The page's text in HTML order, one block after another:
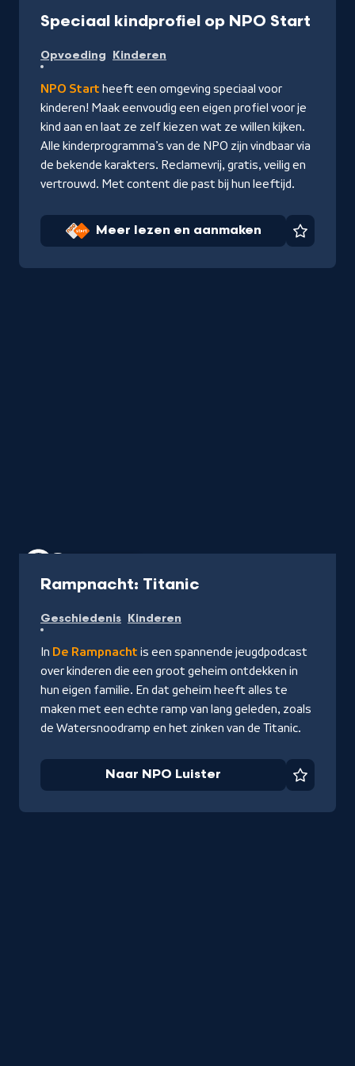
Speciaal kindprofiel op NPO Start
Opvoeding Kinderen
NPO Start heeft een omgeving speciaal voor
kinderen! Maak eenvoudig een eigen profiel voor je
kind aan en laat ze zelf kiezen wat ze willen kijken.
Alle kinderprogramma’s van de NPO zijn vindbaar via
de bekende karakters. Reclamevrij, gratis, veilig en
vertrouwd. Met content die past bij hun leeftijd.
Meer lezen en aanmaken
Rampnacht: Titanic
Luister
Geschiedenis Kinderen
In De Rampnacht is een spannende jeugdpodcast
over kinderen die een groot geheim ontdekken in
hun eigen familie. En dat geheim heeft alles te
maken met een echte ramp van lang geleden, zoals
de Watersnoodramp en het zinken van de Titanic.
Naar NPO Luister